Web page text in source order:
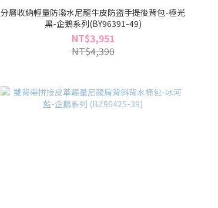
分層收納輕量防潑水尼龍牛皮防盜手提後背包-極光
黑-企鵝系列(BY96391-49)
NT$3,951
NT$4,390